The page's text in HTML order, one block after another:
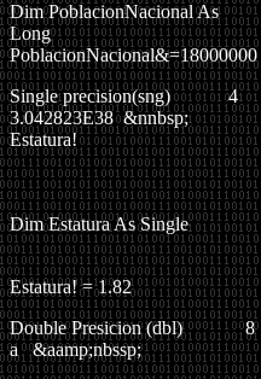
Dim PoblacionNacional As
PoblacionNacional&=18000000
Single precision(sng)
3.042823E38
Estatura!
Dim Estatura As Single
Estatura!= 1.82
Double Presicion (dbl)
8 -
a